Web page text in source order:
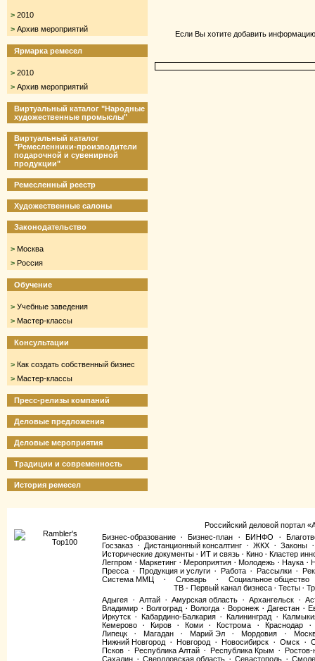
> 2010
> Архив мероприятий
Ярмарка ремесел
> 2010
> Архив мероприятий
Виртуальный каталог "Народные
художественные промыслы"
Виртуальный каталог
"Ремесленники-производители
подарочной и сувенирной
продукции"
Ремесленный реестр
Художественные салоны
Законодательство
> Москва
> Россия
Обучение
> Учебные заведения
> Мастер-классы
Консультации
> Как создать собственный бизнес
> Мастер-классы
Пресс-релизы компаний
Деловые предложения
Деловые мероприятия
Традиции и современность
История ремесел
Если Вы хотите добавить
Российский деловой портал
Бизнес-образование
· Бизнес-план · БИНФО ·
Госзаказ
· Дистанционный консалтинг · ЖКХ · Законы ·
Исторические документы · ИТ и связь · Кино · Кластер
Легпром · Маркетинг · Мероприятия · Молодежь · Наука ·
Пресса · Продукция и услуги · Работа · Рассылки ·
Система ММЦ
· Словарь ·
Социальное общество
ТВ - Первый канал бизнеса · Тесты ·
Адыгея
· Алтай · Амурская область · Архангельск ·
Владимир · Волгоград · Вологда · Воронеж · Дагестан ·
Иркутск · Кабардино-Балкария · Калининград ·
Кемерово
· Киров · Коми · Кострома · Краснодар ·
Липецк · Магадан · Марий Эл · Мордовия ·
Нижний Новгород
· Новгород · Новосибирск · Омск ·
Псков · Республика Алтай · Республика Крым ·
Ростов-
Сахалин · Свердловская область · Севастополь ·